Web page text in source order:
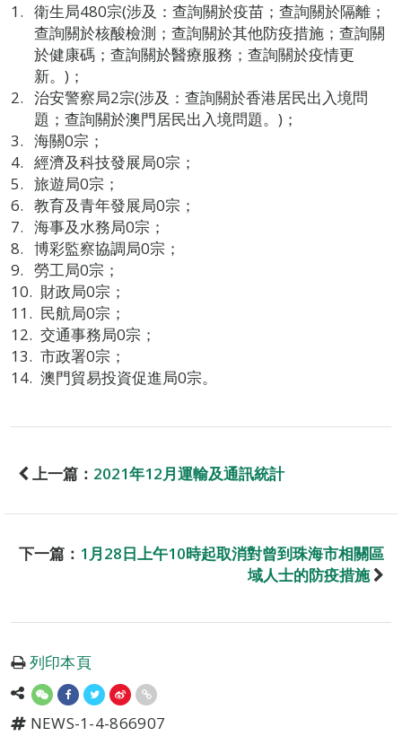
衛生局480宗(涉及：查詢關於疫苗；查詢關於隔離；
查詢關於核酸檢測；查詢關於其他防疫措施；查詢關
於健康碼；查詢關於醫療服務；查詢關於疫情更
新。)；
治安警察局2宗(涉及：查詢關於香港居民出入境問
題；查詢關於澳門居民出入境問題。)；
海關0宗；
經濟及科技發展局0宗；
旅遊局0宗；
教育及青年發展局0宗；
海事及水務局0宗；
博彩監察協調局0宗；
勞工局0宗；
財政局0宗；
民航局0宗；
交通事務局0宗；
市政署0宗；
澳門貿易投資促進局0宗。
上一篇： 2021年12月運輸及通訊統計
下一篇： 1月28日上午10時起取消對曾到珠海市相關區
域人士的防疫措施
列印本頁
NEWS-1-4-866907